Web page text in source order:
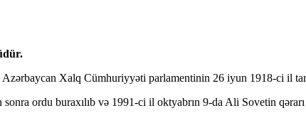
Xalq Cümhuriyyəti parlamentinin 26 iyun 1918-ci il
ordu buraxılıb və 1991-ci il oktyabrın 9-da Ali Sovetin